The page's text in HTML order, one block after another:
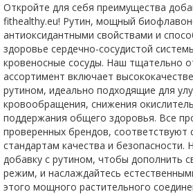
Откройте для себя преимущества
fithealthy.eu! Рутин, мощный
антиоксидантными свойствами и
здоровье сердечно-сосудистой
кровеносные сосуды. Наш тщательно
ассортимент включает
рутином, идеально подходящие для
кровообращения, снижения
поддержания общего здоровья. Все
проверенных брендов, соответствуют
стандартам качества и безопасности.
добавку с рутином, чтобы дополнить
режим, и наслаждайтесь
этого мощного растительного